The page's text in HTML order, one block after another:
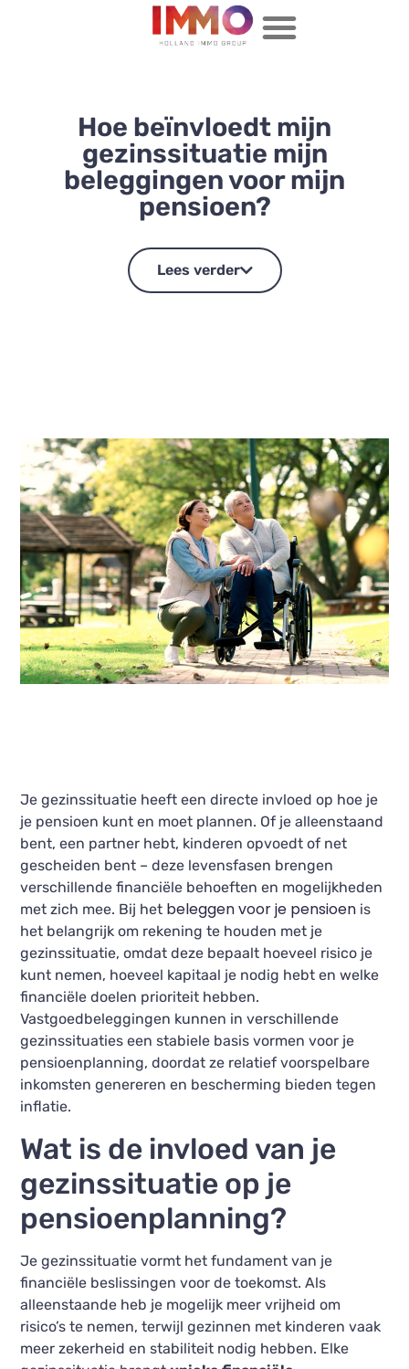
Hoe beïnvloedt mijn
gezinssituatie mijn
beleggingen voor mijn
pensioen?
Lees verder
Je gezinssituatie heeft een directe invloed op hoe je
je pensioen kunt en moet plannen. Of je alleenstaand
bent, een partner hebt, kinderen opvoedt of net
gescheiden bent – deze levensfasen brengen
verschillende financiële behoeften en mogelijkheden
met zich mee. Bij het beleggen voor je pensioen is
het belangrijk om rekening te houden met je
gezinssituatie, omdat deze bepaalt hoeveel risico je
kunt nemen, hoeveel kapitaal je nodig hebt en welke
financiële doelen prioriteit hebben.
Vastgoedbeleggingen kunnen in verschillende
gezinssituaties een stabiele basis vormen voor je
pensioenplanning, doordat ze relatief voorspelbare
inkomsten genereren en bescherming bieden tegen
inflatie.
Wat is de invloed van je
gezinssituatie op je
pensioenplanning?
Je gezinssituatie vormt het fundament van je
financiële beslissingen voor de toekomst. Als
alleenstaande heb je mogelijk meer vrijheid om
risico’s te nemen, terwijl gezinnen met kinderen vaak
meer zekerheid en stabiliteit nodig hebben. Elke